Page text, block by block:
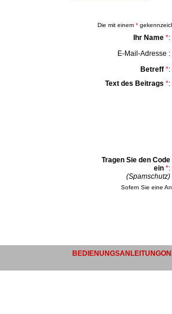
Die mit einem *
Ihr Name *:
E-Mail-Adresse :
Betreff *:
Text des Beitrags *:
Tragen Sie den Code
ein *:
(Spamschutz)
Sofern Sie eine